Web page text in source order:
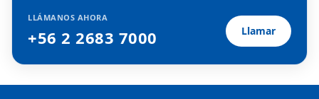
LLÁMANOS AHORA
+56 2 2683 7000 Llamar